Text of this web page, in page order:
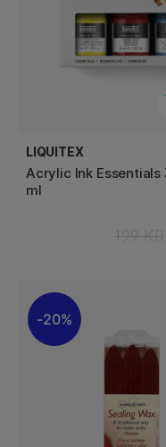
LIQUITEX
Acrylic Ink
ml
20%